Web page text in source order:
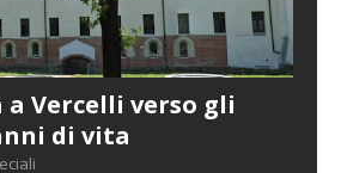
a Vercelli verso gli
di vita